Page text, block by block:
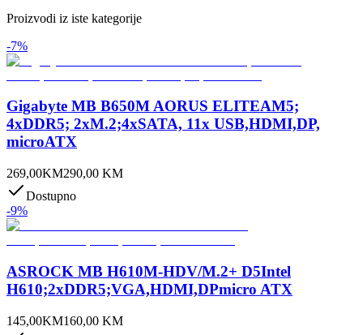
Proizvodi iz iste kategorije
-7%
Gigabyte MB B650M AORUS ELITEAM5;
4xDDR5; 2xM.2;4xSATA, 11x USB,HDMI,DP,
microATX
269,00KM290,00 KM
Dostupno
-9%
ASROCK MB H610M-HDV/M.2+ D5Intel
H610;2xDDR5;VGA,HDMI,DPmicro ATX
145,00KM160,00 KM